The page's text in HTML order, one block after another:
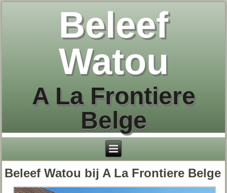
Beleef
Watou
A La Frontiere
Belge
Beleef Watou bij A La Frontiere Belge